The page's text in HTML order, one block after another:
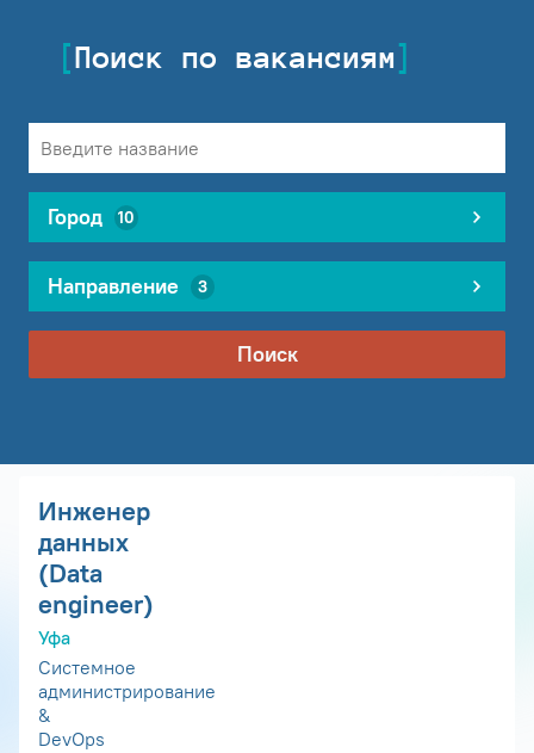
Поиск по вакансиям
Город 10
Направление 3
Поиск
Инженер
данных
(Data
engineer)
Уфа
Системное
администрирование
&
DevOps